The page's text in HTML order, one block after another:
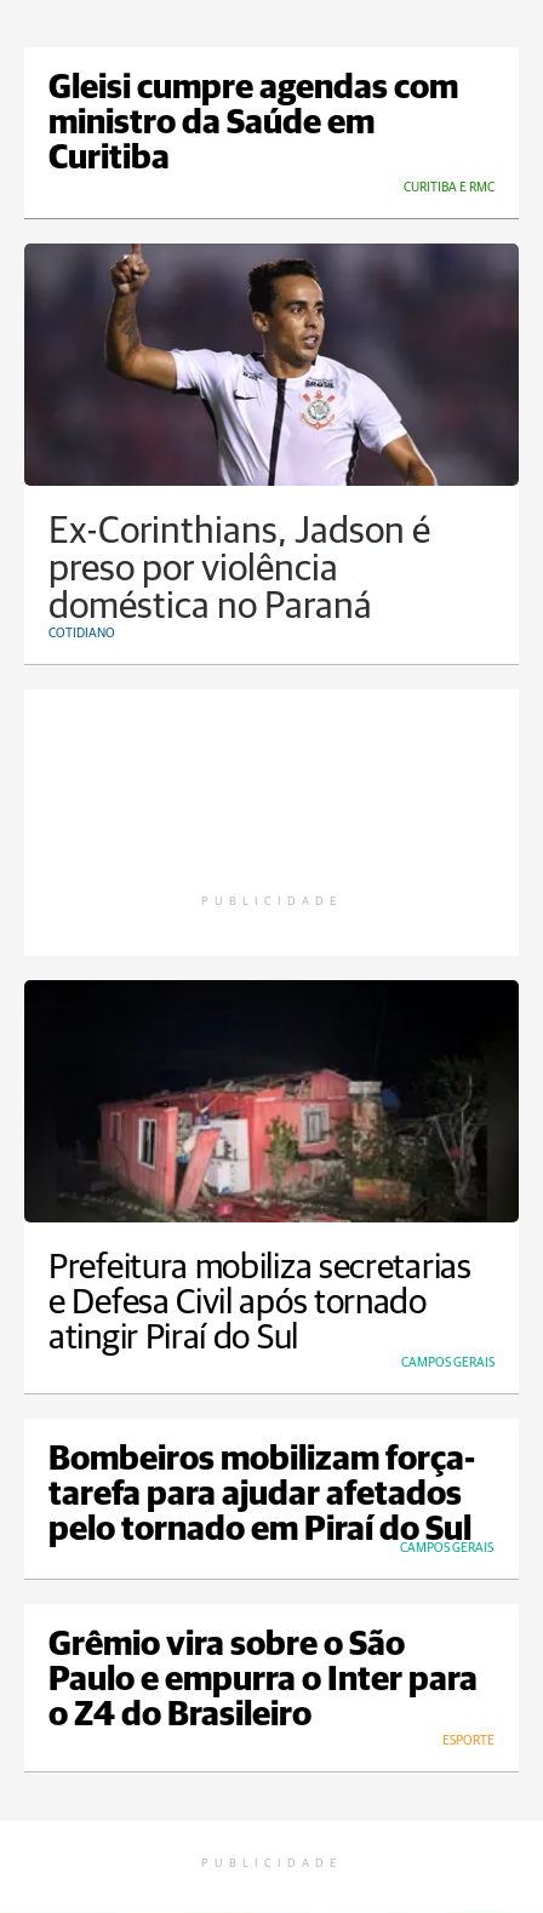
Gleisi cumpre agendas com
ministro da Saúde em
Curitiba
CURITIBA E RMC
Ex-Corinthians, Jadson é
preso por violência
doméstica no Paraná
COTIDIANO
PUBLICIDADE
Prefeitura mobiliza secretarias
e Defesa Civil após tornado
atingir Piraí do Sul
CAMPOS GERAIS
Bombeiros mobilizam força-
tarefa para ajudar afetados
pelo tornado em Piraí do Sul
CAMPOS GERAIS
Grêmio vira sobre o São
Paulo e empurra o Inter para
o Z4 do Brasileiro
ESPORTE
PUBLICIDADE